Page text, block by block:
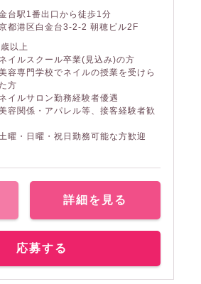
台駅1番出口から徒歩1分
都港区白金台3-2-2 朝穂ビル2F
以上
イルスクール卒業(見込み)の方
容専門学校でネイルの授業を受けら
方
イルサロン勤務経験者優遇
容関係・アパレル等、接客経験者歓
曜・日曜・祝日勤務可能な方歓迎
詳細を見る
応募する